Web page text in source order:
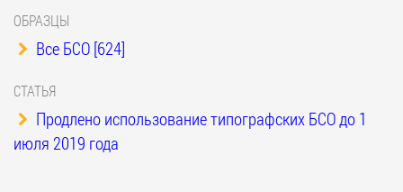
ОБРАЗЦЫ
Все БСО [624]
СТАТЬЯ
Продлено использование типографских БСО до 1
июля 2019 года